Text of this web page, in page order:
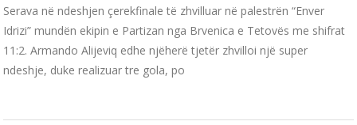
Serava në ndeshjen çerekfinale të zhvilluar në palestrën “Enver
Idrizi” mundën ekipin e Partizan nga Brvenica e Tetovës me shifrat
11:2. Armando Alijeviq edhe njëherë tjetër zhvilloi një super
ndeshje, duke realizuar tre gola, po